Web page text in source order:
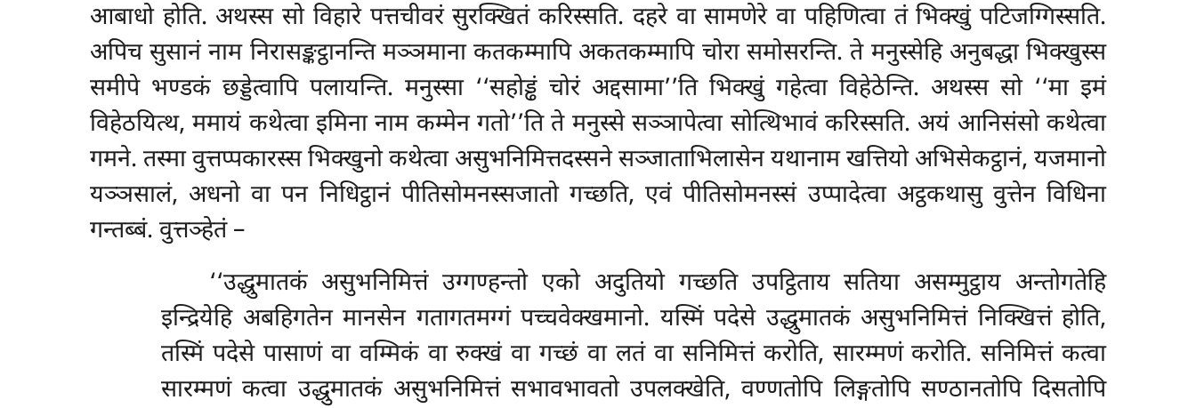
आबाधो होति. अथस्स सो विहारे पत्तचीवरं सुरक्खितं करिस्सति. दहरे वा सामणेरे वा पहिणित्वा तं भिक्खुं पटिजग्गिस्सति.
अपिच सुसानं नाम निरासङ्कट्ठानन्ति मञ्ञमाना कतकम्मापि अकतकम्मापि चोरा समोसरन्ति. ते मनुस्सेहि अनुबद्धा भिक्खुस्स
समीपे भण्डकं छड्डेत्वापि पलायन्ति. मनुस्सा ‘‘सहोड्ढं चोरं अद्दसामा’’ति भिक्खुं गहेत्वा विहेठेन्ति. अथस्स सो ‘‘मा इमं
विहेठयित्थ, ममायं कथेत्वा इमिना नाम कम्मेन गतो’’ति ते मनुस्से सञ्ञापेत्वा सोत्थिभावं करिस्सति. अयं आनिसंसो कथेत्वा
गमने. तस्मा वुत्तप्पकारस्स भिक्खुनो कथेत्वा असुभनिमित्तदस्सने सञ्जाताभिलासेन यथानाम खत्तियो अभिसेकट्ठानं, यजमानो
यञ्ञसालं, अधनो वा पन निधिट्ठानं पीतिसोमनस्सजातो गच्छति, एवं पीतिसोमनस्सं उप्पादेत्वा अट्ठकथासु वुत्तेन विधिना
गन्तब्बं. वुत्तञ्हेतं –
‘‘उद्धुमातकं असुभनिमित्तं उग्गण्हन्तो एको अदुतियो गच्छति उपट्ठिताय सतिया असम्मुट्ठाय अन्तोगतेहि
इन्द्रियेहि अबहिगतेन मानसेन गतागतमग्गं पच्चवेक्खमानो. यस्मिं पदेसे उद्धुमातकं असुभनिमित्तं निक्खित्तं होति,
तस्मिं पदेसे पासाणं वा वम्मिकं वा रुक्खं वा गच्छं वा लतं वा सनिमित्तं करोति, सारम्मणं करोति. सनिमित्तं कत्वा
सारम्मणं कत्वा उद्धुमातकं असुभनिमित्तं सभावभावतो उपलक्खेति, वण्णतोपि लिङ्गतोपि सण्ठानतोपि दिसतोपि